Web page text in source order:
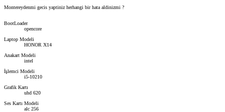
Montereydenmi gecis yaptiniz herhangi bir hata aldinizmi ?
BootLoader
opencore
Laptop Modeli
HONOR X14
Anakart Modeli
intel
İşlemci Modeli
i5-10210
Grafik Kartı
uhd 620
Ses Kartı Modeli
alc 256